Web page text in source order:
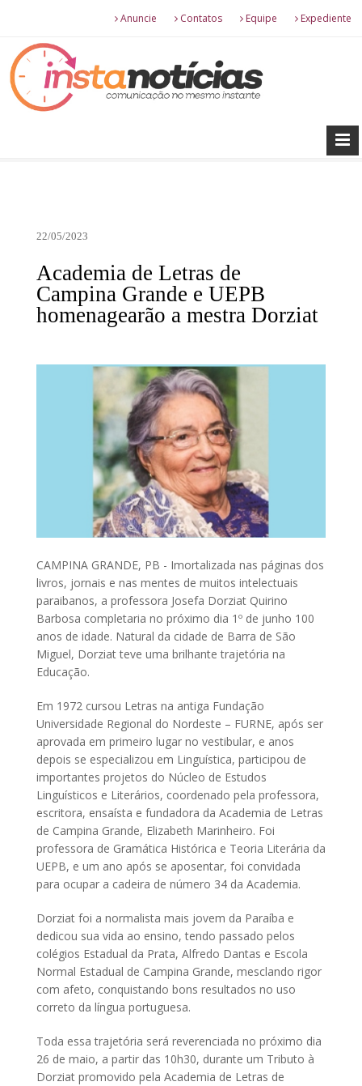
Anuncie Contatos Equipe Expediente
22/05/2023
Academia de Letras de
Campina Grande e UEPB
homenagearão a mestra Dorziat
CAMPINA GRANDE, PB - Imortalizada nas páginas dos
livros, jornais e nas mentes de muitos intelectuais
paraibanos, a professora Josefa Dorziat Quirino
Barbosa completaria no próximo dia 1º de junho 100
anos de idade. Natural da cidade de Barra de São
Miguel, Dorziat teve uma brilhante trajetória na
Educação.
Em 1972 cursou Letras na antiga Fundação
Universidade Regional do Nordeste – FURNE, após ser
aprovada em primeiro lugar no vestibular, e anos
depois se especializou em Linguística, participou de
importantes projetos do Núcleo de Estudos
Linguísticos e Literários, coordenado pela professora,
escritora, ensaísta e fundadora da Academia de Letras
de Campina Grande, Elizabeth Marinheiro. Foi
professora de Gramática Histórica e Teoria Literária da
UEPB, e um ano após se aposentar, foi convidada
para ocupar a cadeira de número 34 da Academia.
Dorziat foi a normalista mais jovem da Paraíba e
dedicou sua vida ao ensino, tendo passado pelos
colégios Estadual da Prata, Alfredo Dantas e Escola
Normal Estadual de Campina Grande, mesclando rigor
com afeto, conquistando bons resultados no uso
correto da língua portuguesa.
Toda essa trajetória será reverenciada no próximo dia
26 de maio, a partir das 10h30, durante um Tributo à
Dorziat promovido pela Academia de Letras de